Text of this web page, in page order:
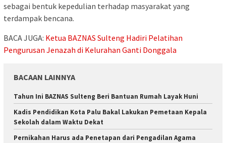
sebagai bentuk kepedulian terhadap masyarakat yang
terdampak bencana.
BACA JUGA: Ketua BAZNAS Sulteng Hadiri Pelatihan
Pengurusan Jenazah di Kelurahan Ganti Donggala
BACAAN LAINNYA
Tahun Ini BAZNAS Sulteng Beri Bantuan Rumah Layak Huni
Kadis Pendidikan Kota Palu Bakal Lakukan Pemetaan Kepala
Sekolah dalam Waktu Dekat
Pernikahan Harus ada Penetapan dari Pengadilan Agama